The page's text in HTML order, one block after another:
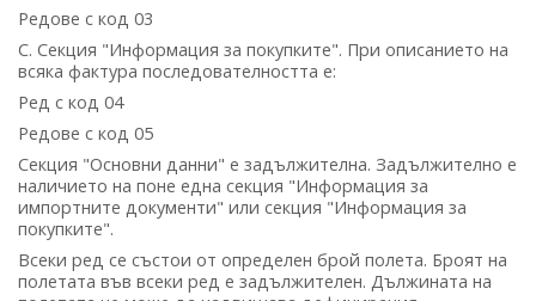
Редове с код 03
C. Секция "Информация за покупките". При описанието на
всяка фактура последователността е:
Ред с код 04
Редове с код 05
Секция "Основни данни" е задължителна. Задължително е
наличието на поне една секция "Информация за
импортните документи" или секция "Информация за
покупките".
Всеки ред се състои от определен брой полета. Броят на
полетата във всеки ред е задължителен. Дължината на